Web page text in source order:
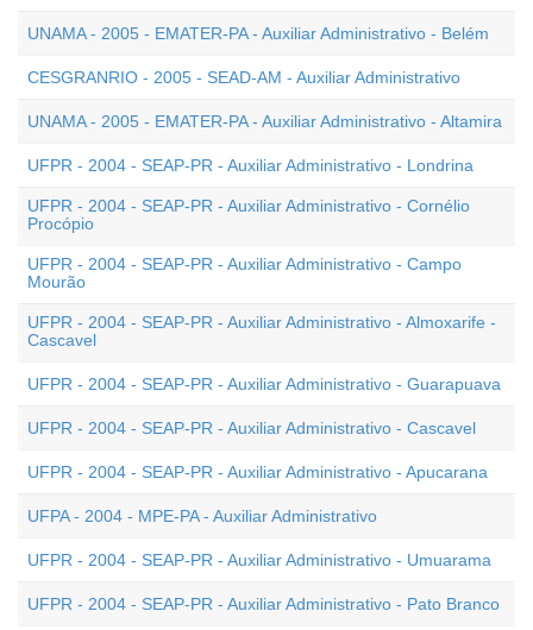
UNAMA - 2005 - EMATER-PA - Auxiliar Administrativo - Belém
CESGRANRIO - 2005 - SEAD-AM - Auxiliar Administrativo
UNAMA - 2005 - EMATER-PA - Auxiliar Administrativo - Altamira
UFPR - 2004 - SEAP-PR - Auxiliar Administrativo - Londrina
UFPR - 2004 - SEAP-PR - Auxiliar Administrativo - Cornélio
Procópio
UFPR - 2004 - SEAP-PR - Auxiliar Administrativo - Campo
Mourão
UFPR - 2004 - SEAP-PR - Auxiliar Administrativo - Almoxarife -
Cascavel
UFPR - 2004 - SEAP-PR - Auxiliar Administrativo - Guarapuava
UFPR - 2004 - SEAP-PR - Auxiliar Administrativo - Cascavel
UFPR - 2004 - SEAP-PR - Auxiliar Administrativo - Apucarana
UFPA - 2004 - MPE-PA - Auxiliar Administrativo
UFPR - 2004 - SEAP-PR - Auxiliar Administrativo - Umuarama
UFPR - 2004 - SEAP-PR - Auxiliar Administrativo - Pato Branco